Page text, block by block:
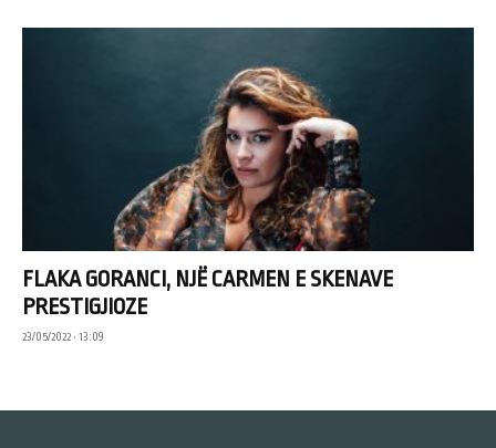
FLAKA GORANCI, NJË CARMEN E SKENAVE
PRESTIGJIOZE
23/05/2022 • 13:09